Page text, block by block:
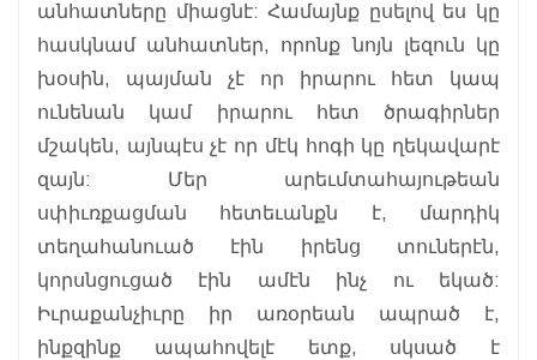
անհատները միացնէ: Համայնք ըսելով ես կը
հասկնամ անհատներ, որոնք նոյն լեզուն կը
խօսին, պայման չէ որ իրարու հետ կապ
ունենան կամ իրարու հետ ծրագիրներ
մշակեն, այնպէս չէ որ մէկ հոգի կը ղեկավարէ
զայն: Մեր արեւմտահայութեան
սփիւռքացման հետեւանքն է, մարդիկ
տեղահանուած էին իրենց տուներէն,
կորսնցուցած էին ամէն ինչ ու եկած:
Իւրաքանչիւրը իր առօրեան ապրած է,
ինքզինք ապահովելէ ետք, սկսած է